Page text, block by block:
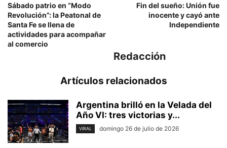
Sábado patrio en “Modo
Revolución”: la Peatonal de
Santa Fe se llena de
actividades para acompañar
al comercio
Fin del sueño: Unión fue
inocente y cayó ante
Independiente
Redacción
Artículos relacionados
Argentina brilló en la Velada del
Año VI: tres victorias y...
VIRAL domingo 26 de julio de 2026